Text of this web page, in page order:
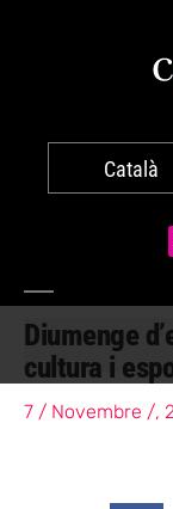
Català
Diumenge
cultura i
7 / Novembre /,